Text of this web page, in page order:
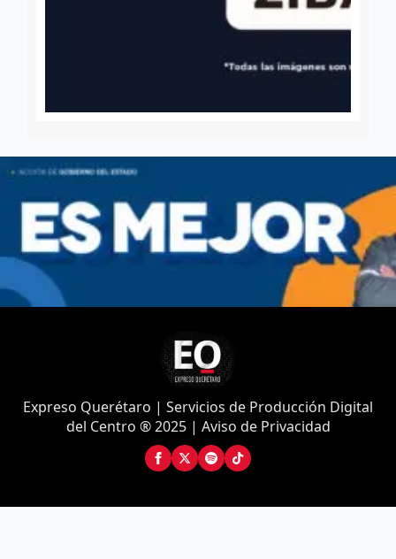
Expreso Querétaro | Servicios de Producción Digital
del Centro ® 2025 | Aviso de Privacidad